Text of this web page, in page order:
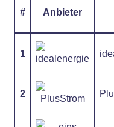
# Anbieter
1
2